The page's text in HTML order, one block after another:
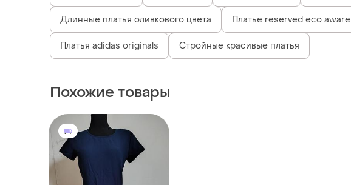
Длинные платья оливкового цвета Платье reserved eco aware
Платья adidas originals Стройные красивые платья
Похожие товары